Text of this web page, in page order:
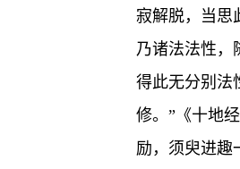
寂解脱，当思
乃诸法法性，
得此无分别法
修。”《十地
励，须臾进趣